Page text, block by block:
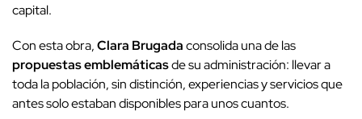
capital.
Con esta obra,Clara Brugadaconsolida una de las
propuestas emblemáticasde su administración: llevar a
toda la población, sin distinción, experiencias y servicios que
antes solo estaban disponibles para unos cuantos.